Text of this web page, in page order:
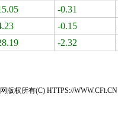
-0.31
-0.15
-2.32
版权所有(C) HTTPS://WWW.CFi.CN